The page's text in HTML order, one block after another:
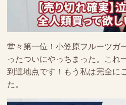
堂々第一位！小笠原フルーツガ
ったついにやっちまった。これ
到達地点です！もう私は完全に
た。